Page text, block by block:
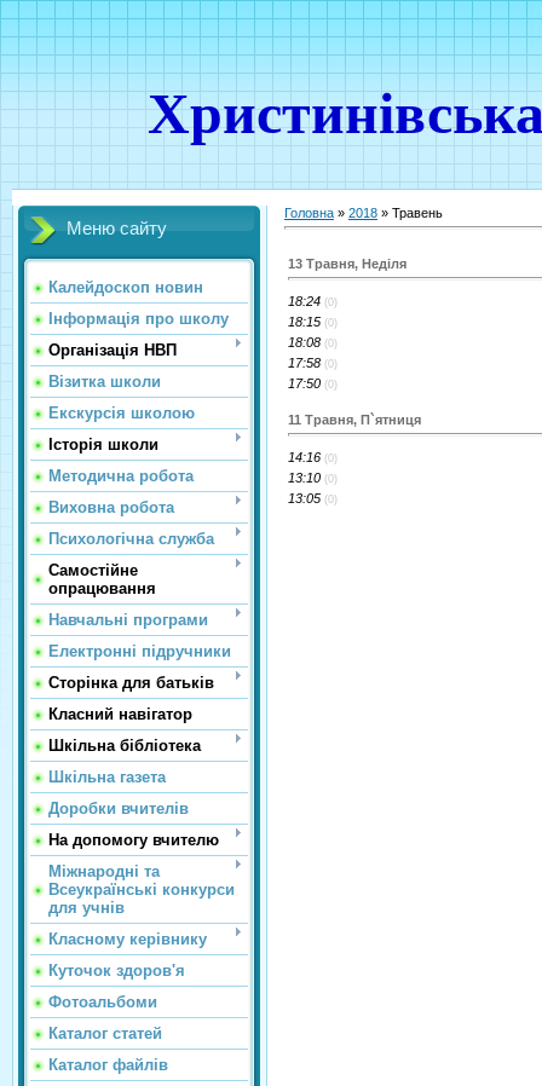
Меню сайту
Калейдоскоп новин
Інформація про школу
Організація НВП
Візитка школи
Екскурсія школою
Історія школи
Методична робота
Виховна робота
Психологічна служба
Самостійне
опрацювання
Навчальні програми
Електронні підручники
Сторінка для батьків
Класний навігатор
Шкільна бібліотека
Шкільна газета
Доробки вчителів
На допомогу вчителю
Міжнародні та
Всеукраїнські конкурси
для учнів
Класному керівнику
Куточок здоров'я
Фотоальбоми
Каталог статей
Каталог файлів
Головна » 2018 » Травень
13 Травня, Неділя
18:24 (0)
18:15 (0)
18:08 (0)
17:58 (0)
17:50 (0)
11 Травня, П`ятниця
14:16 (0)
13:10 (0)
13:05 (0)